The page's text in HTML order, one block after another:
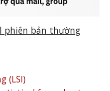
phiên bản thường
(LSI)